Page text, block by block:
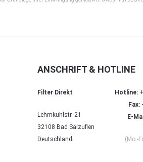
ANSCHRIFT & HOTLINE
Filter Direkt
Lehmkuhlstr. 21
32108 Bad Salzuflen
Deutschland
Hotline:
Fax:
E-
(Mo.-